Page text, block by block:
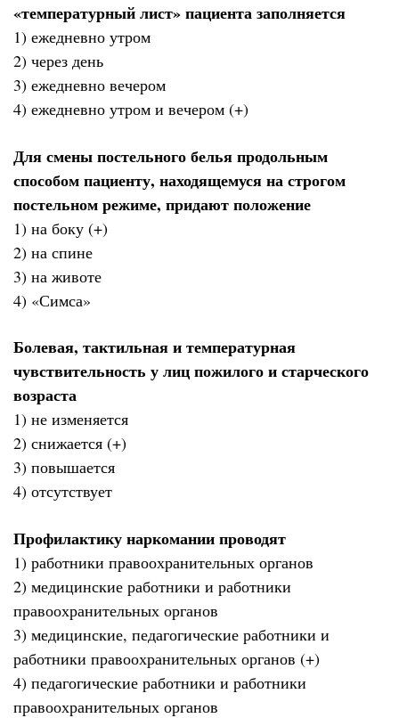
«температурный лист» пациента заполняется
1) ежедневно утром
2) через день
3) ежедневно вечером
4) ежедневно утром и вечером (+)
Для смены постельного белья продольным
способом пациенту, находящемуся на строгом
постельном режиме, придают положение
1) на боку (+)
2) на спине
3) на животе
4) «Симса»
Болевая, тактильная и температурная
чувствительность у лиц пожилого и старческого
возраста
1) не изменяется
2) снижается (+)
3) повышается
4) отсутствует
Профилактику наркомании проводят
1) работники правоохранительных органов
2) медицинские работники и работники
правоохранительных органов
3) медицинские, педагогические работники и
работники правоохранительных органов (+)
4) педагогические работники и работники
правоохранительных органов